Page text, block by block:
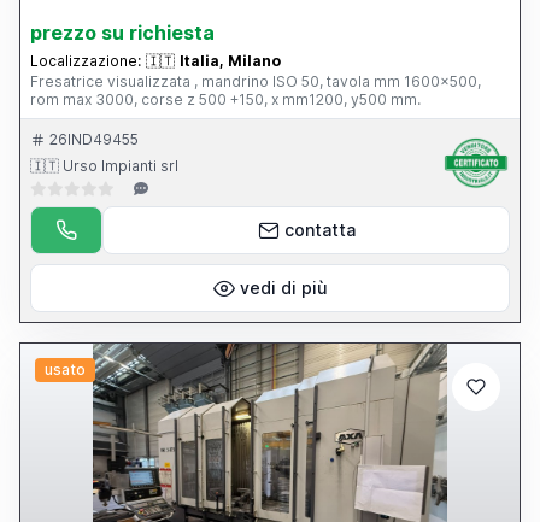
prezzo su richiesta
Localizzazione: 🇮🇹 Italia, Milano
Fresatrice visualizzata , mandrino ISO 50, tavola mm 1600x500,
rom max 3000, corse z 500 +150, x mm1200, y500 mm.
26IND49455
🇮🇹 Urso Impianti srl
contatta
vedi di più
usato